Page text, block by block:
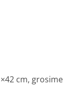
cm, grosime